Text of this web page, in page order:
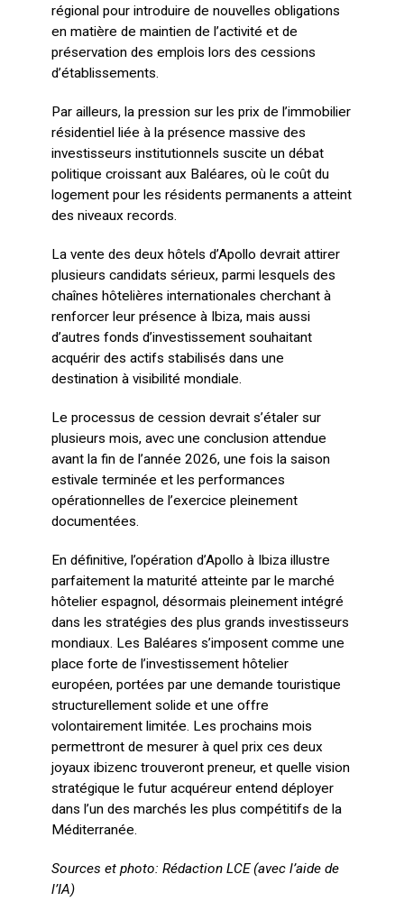
régional pour introduire de nouvelles obligations
en matière de maintien de l’activité et de
préservation des emplois lors des cessions
d’établissements.
Par ailleurs, la pression sur les prix de l’immobilier
résidentiel liée à la présence massive des
investisseurs institutionnels suscite un débat
politique croissant aux Baléares, où le coût du
logement pour les résidents permanents a atteint
des niveaux records.
La vente des deux hôtels d’Apollo devrait attirer
plusieurs candidats sérieux, parmi lesquels des
chaînes hôtelières internationales cherchant à
renforcer leur présence à Ibiza, mais aussi
d’autres fonds d’investissement souhaitant
acquérir des actifs stabilisés dans une
destination à visibilité mondiale.
Le processus de cession devrait s’étaler sur
plusieurs mois, avec une conclusion attendue
avant la fin de l’année 2026, une fois la saison
estivale terminée et les performances
opérationnelles de l’exercice pleinement
documentées.
En définitive, l’opération d’Apollo à Ibiza illustre
parfaitement la maturité atteinte par le marché
hôtelier espagnol, désormais pleinement intégré
dans les stratégies des plus grands investisseurs
mondiaux. Les Baléares s’imposent comme une
place forte de l’investissement hôtelier
européen, portées par une demande touristique
structurellement solide et une offre
volontairement limitée. Les prochains mois
permettront de mesurer à quel prix ces deux
joyaux ibizenc trouveront preneur, et quelle vision
stratégique le futur acquéreur entend déployer
dans l’un des marchés les plus compétitifs de la
Méditerranée.
Sources et photo: Rédaction LCE (avec l’aide de
l’IA)